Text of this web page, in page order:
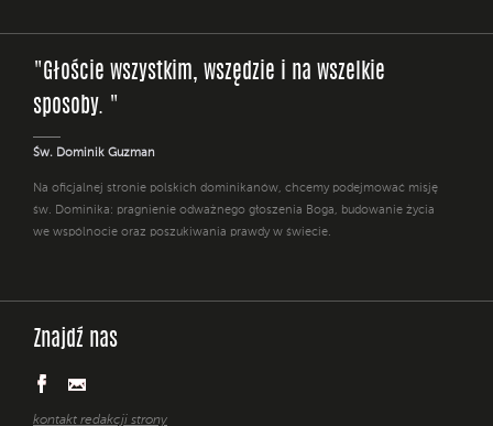
"Głoście wszystkim, wszędzie i na wszelkie
sposoby. "
Św. Dominik Guzman
Na oficjalnej stronie polskich dominikanów, chcemy podejmować misję
św. Dominika: pragnienie odważnego głoszenia Boga, budowanie życia
we wspólnocie oraz poszukiwania prawdy w świecie.
Znajdź nas
kontakt redakcji strony